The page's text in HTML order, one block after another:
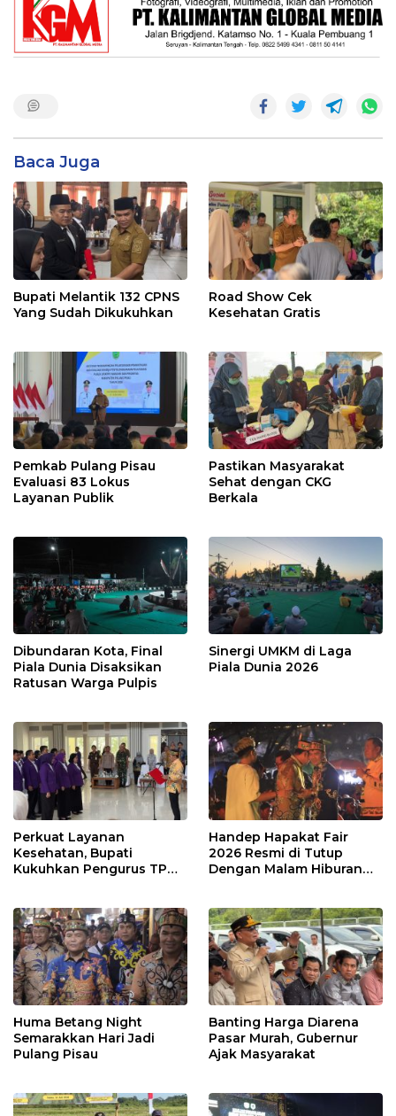
Baca Juga
Bupati Melantik 132 CPNS
Yang Sudah Dikukuhkan
Road Show Cek
Kesehatan Gratis
Pemkab Pulang Pisau
Evaluasi 83 Lokus
Layanan Publik
Pastikan Masyarakat
Sehat dengan CKG
Berkala
Dibundaran Kota, Final
Piala Dunia Disaksikan
Ratusan Warga Pulpis
Sinergi UMKM di Laga
Piala Dunia 2026
Perkuat Layanan
Kesehatan, Bupati
Kukuhkan Pengurus TP
Handep Hapakat Fair
2026 Resmi di Tutup
Dengan Malam Hiburan
Huma Betang Night
Semarakkan Hari Jadi
Pulang Pisau
Banting Harga Diarena
Pasar Murah, Gubernur
Ajak Masyarakat